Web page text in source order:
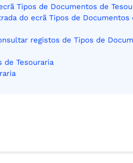
Tipos de Documentos de
do ecrã Tipos de Documentos
registos de Tipos de
de Tesouraria